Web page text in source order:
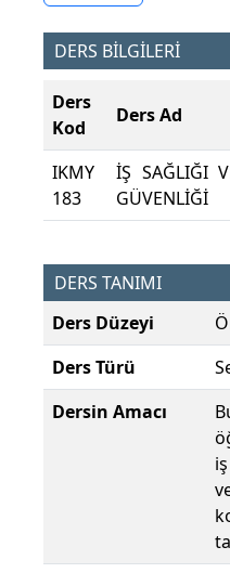
DERS BİLGİLERİ
Ders
Kod
Ders Ad
IKMY
183
İŞ SAĞLIĞI
GÜVENLİĞİ
DERS TANIMI
Ders Düzeyi
Ders Türü
Dersin Amacı